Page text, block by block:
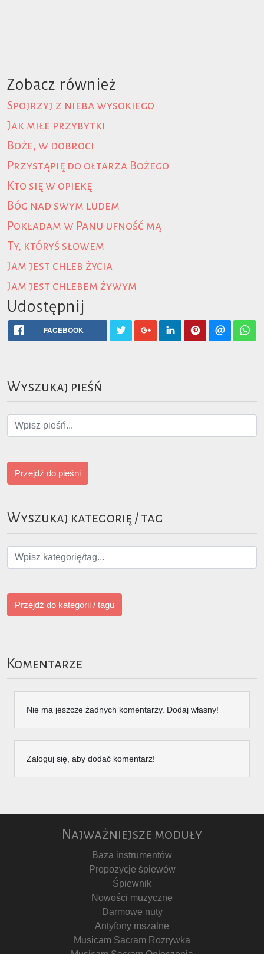
Zobacz również
Spojrzyj z nieba wysokiego
Jak miłe przybytki
Boże, w dobroci
Przystąpię do ołtarza Bożego
Kto się w opiekę
Bóg nad swym ludem
Pokładam w Panu ufność mą
Ty, któryś słowem
Jam jest chleb życia
Jam jest chlebem żywym
Udostępnij
FACEBOOK
Wyszukaj pieśń
Przejdź do pieśni
Wyszukaj kategorię / tag
Przejdź do kategorii / tagu
Komentarze
Nie ma jeszcze żadnych komentarzy. Dodaj własny!
Zaloguj się, aby dodać komentarz!
Najważniejsze moduły
Baza instrumentów
Propozycje śpiewów
Śpiewnik
Nowości muzyczne
Darmowe nuty
Antyfony mszalne
Musicam Sacram Rozrywka